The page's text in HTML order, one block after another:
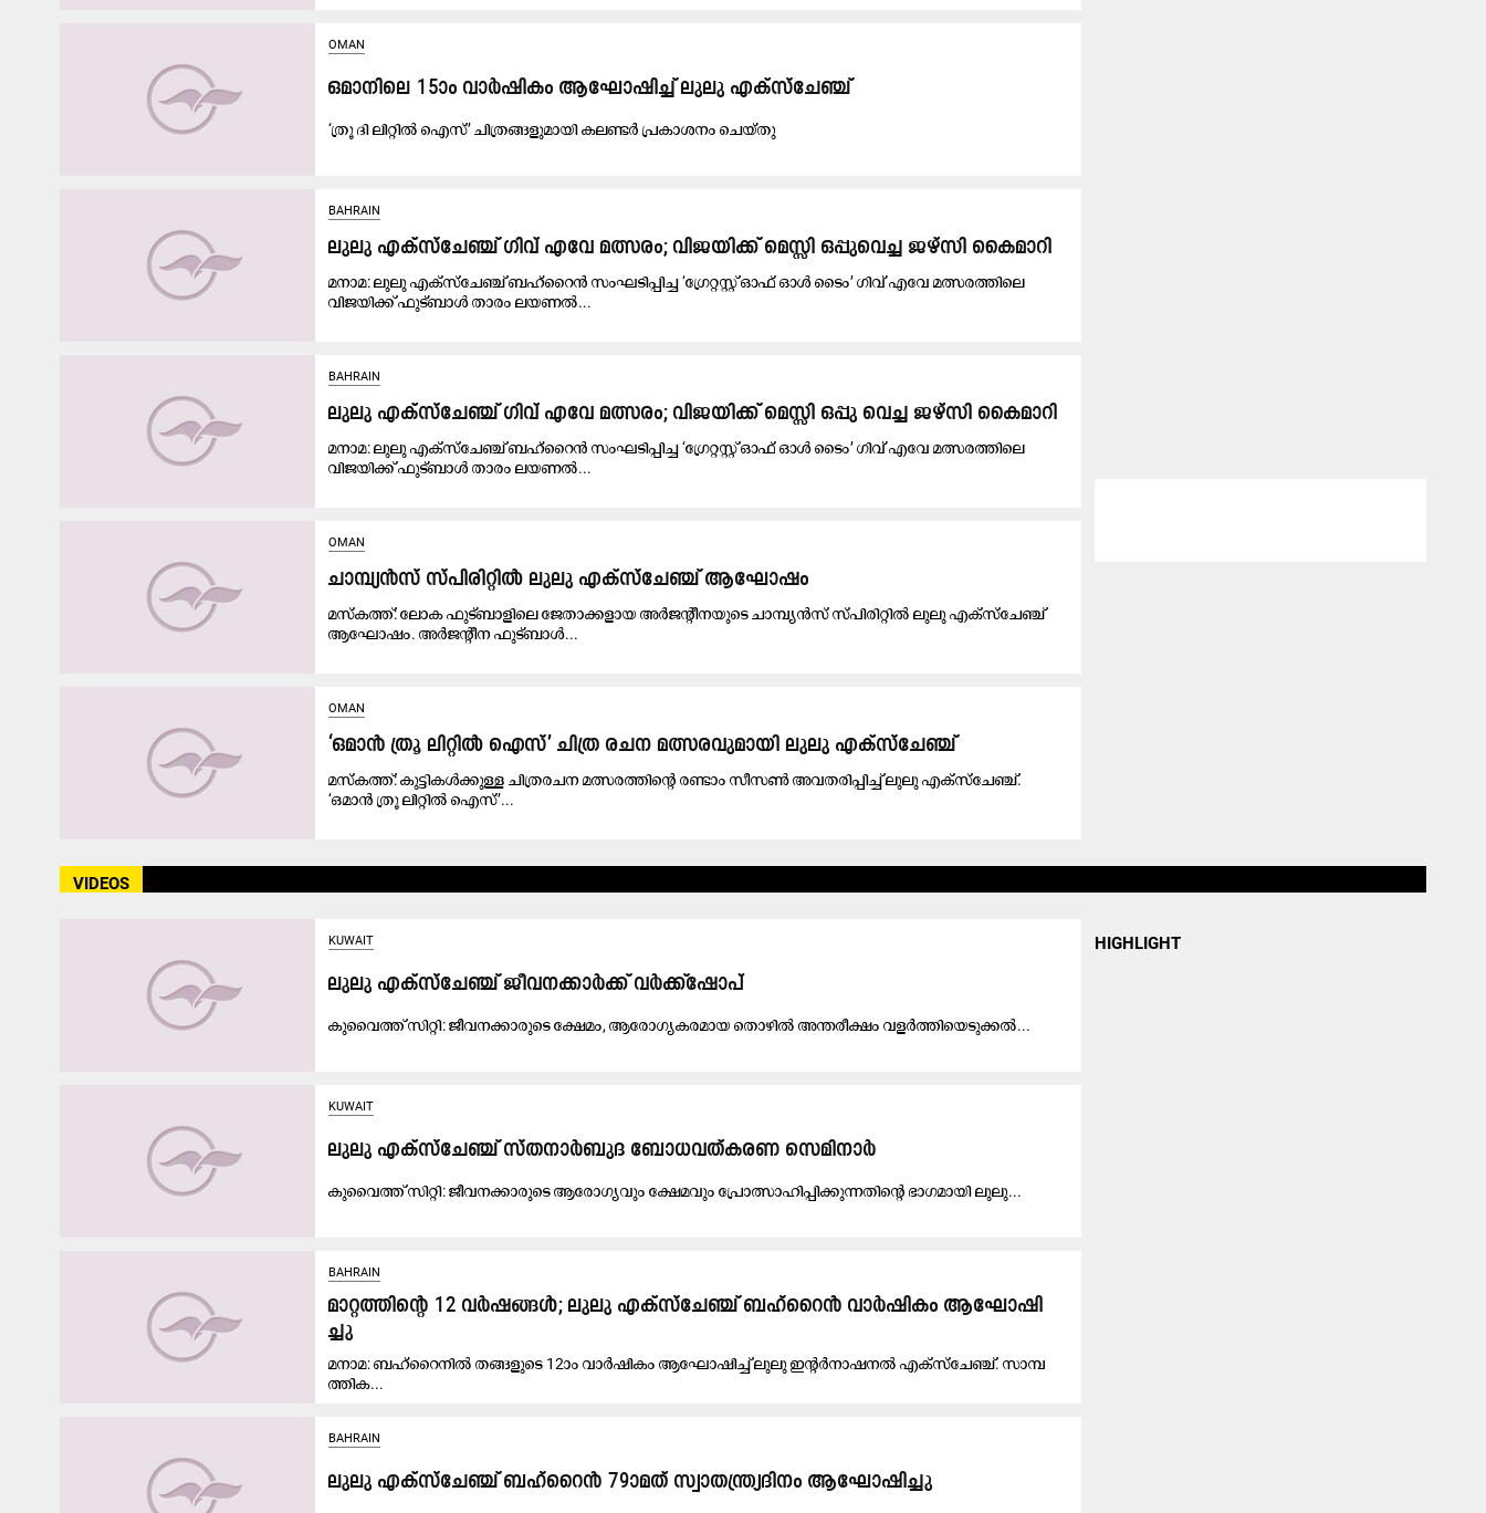
OMAN
ഒ​മാ​നി​ലെ 15ാം വാ​ർ​ഷി​കം ആ​ഘോ​ഷി​ച്ച് ലു​ലു എ​ക്‌​സ്‌​ചേ​ഞ്ച്
‘ത്രൂ ​ദി ലി​റ്റി​ൽ ഐ​സ്’ ചി​ത്ര​ങ്ങ​ളു​മാ​യി ക​ല​ണ്ട​ർ പ്ര​കാ​ശ​നം ചെ​യ്തു
BAHRAIN
ലുലു എക്സ്ചേഞ്ച് ഗിവ് എവേ മത്സരം; വിജയിക്ക് മെസ്സി ഒപ്പുവെച്ച ജഴ്സി കൈമാറി
മനാമ: ലുലു എക്സ്ചേഞ്ച് ബഹ്റൈൻ സംഘടിപ്പിച്ച ‘ഗ്രേറ്റസ്റ്റ് ഓഫ് ഓൾ ടൈം’ ഗിവ് എവേ മത്സരത്തിലെ
വിജയിക്ക് ഫുട്ബാൾ താരം ലയണൽ...
BAHRAIN
ലുലു എക്സ്ചേഞ്ച് ഗിവ് എവേ മത്സരം; വിജയിക്ക് മെസ്സി ഒപ്പു വെച്ച ജഴ്സി കൈമാറി
മനാമ: ലുലു എക്സ്ചേഞ്ച് ബഹ്റൈൻ സംഘടിപ്പിച്ച ‘ഗ്രേറ്റസ്റ്റ് ഓഫ് ഓൾ ടൈം’ ഗിവ് എവേ മത്സരത്തിലെ
വിജയിക്ക് ഫുട്ബാൾ താരം ലയണൽ...
OMAN
ചാമ്പ്യൻസ് സ്പിരിറ്റിൽ ലുലു എക്സ്ചേഞ്ച് ആഘോഷം
മസ്കത്ത്: ലോക ഫുട്ബാളിലെ ജേതാക്കളായ അർജന്റീനയുടെ ചാമ്പ്യൻസ് സ്പിരിറ്റിൽ ലുലു എക്സ്ചേഞ്ച്
ആഘോഷം. അർജന്റീന ഫുട്ബാൾ...
OMAN
‘ഒമാൻ ത്രൂ ലിറ്റിൽ ഐസ്’ ചിത്ര രചന മത്സരവുമായി ലുലു എക്സ്ചേഞ്ച്
മസ്കത്ത്: കുട്ടികൾക്കുള്ള ചിത്രരചന മത്സരത്തിന്റെ രണ്ടാം സീസൺ അവതരിപ്പിച്ച് ലുലു എക്സ്ചേഞ്ച്.
‘ഒമാൻ ത്രൂ ലിറ്റിൽ ഐസ്’...
VIDEOS
KUWAIT
ലു​ലു എ​ക്സ്ചേ​ഞ്ച് ജീ​വ​ന​ക്കാ​ർ​ക്ക് വ​ർ​ക്ക്ഷോ​പ്
കു​വൈ​ത്ത് സി​റ്റി: ജീ​വ​ന​ക്കാ​രു​ടെ ക്ഷേ​മം, ആ​രോ​ഗ്യ​ക​ര​മാ​യ തൊ​ഴി​ൽ അ​ന്ത​രീ​ക്ഷം വ​ള​ർ​ത്തി​യെ​ടു​ക്ക​ൽ...
KUWAIT
ലു​ലു എ​ക്സ്ചേ​ഞ്ച് സ്ത​നാ​ർ​ബു​ദ ബോ​ധ​വ​ത്ക​ര​ണ സെ​മി​നാ​ർ
കു​വൈ​ത്ത് സി​റ്റി: ജീ​വ​ന​ക്കാ​രു​ടെ ആ​രോ​ഗ്യ​വും ക്ഷേ​മ​വും പ്രോ​ത്സാ​ഹി​പ്പി​ക്കു​ന്ന​തി​ന്റെ ഭാ​ഗ​മാ​യി ലു​ലു...
BAHRAIN
മാ​റ്റ​ത്തി​ന്‍റെ 12 വ​ർ​ഷ​ങ്ങ​ൾ; ലു​ലു എ​ക്സ്ചേ​ഞ്ച് ബ​ഹ്‌​റൈ​ൻ വാ​ർ​ഷി​കം ആ​ഘോ​ഷി​
ച്ചു
മ​നാ​മ: ബ​ഹ്‌​റൈ​നി​ൽ ത​ങ്ങ​ളു​ടെ 12ാം വാ​ർ​ഷി​കം ആ​ഘോ​ഷി​ച്ച് ലു​ലു ഇ​ന്റ​ർ​നാ​ഷ​ന​ൽ എ​ക്സ്ചേ​ഞ്ച്. സാ​മ്പ​
ത്തി​ക...
BAHRAIN
ലു​ലു എ​ക്‌​സ്‌​ചേ​ഞ്ച് ബ​ഹ്‌​റൈ​ൻ 79ാമ​ത് സ്വാ​ത​ന്ത്ര്യ​ദി​നം ആ​ഘോ​ഷി​ച്ചു
HIGHLIGHT